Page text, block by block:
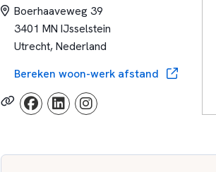
Boerhaaveweg 39
3401 MN IJsselstein
Utrecht, Nederland
Bereken woon-werk afstand